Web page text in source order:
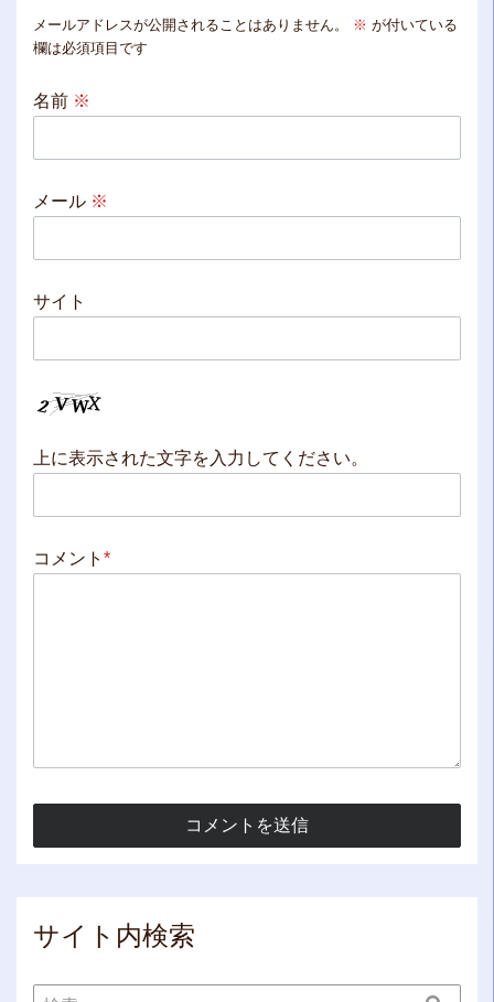
メールアドレスが公開されることはありません。 ※ が付いている
欄は必須項目です
名前 ※
メール ※
サイト
上に表示された文字を入力してください。
コメント *
サイト内検索